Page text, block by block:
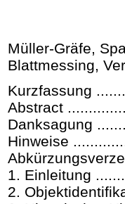
Müller-Gräfe,
Blattmessing,
Kurzfassung
Abstract
Danksagung
Hinweise
1. Einleitung
2.